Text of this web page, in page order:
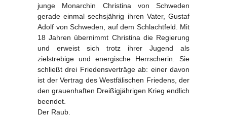
junge Monarchin Christina von Schweden
gerade einmal sechsjährig ihren Vater, Gustaf
Adolf von Schweden, auf dem Schlachtfeld. Mit
18 Jahren übernimmt Christina die Regierung
und erweist sich trotz ihrer Jugend als
zielstrebige und energische Herrscherin. Sie
schließt drei Friedensverträge ab: einer davon
ist der Vertrag des Westfälischen Friedens, der
den grauenhaften Dreißigjährigen Krieg endlich
beendet.
Der Raub.